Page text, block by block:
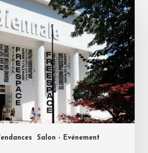
Salon - Evénement